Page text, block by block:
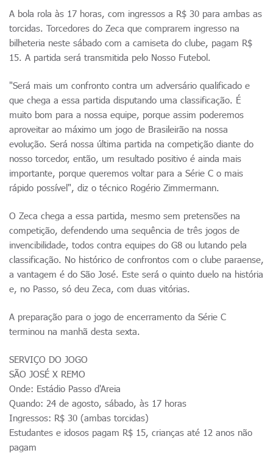
A bola rola às 17 horas, com ingressos a R$ 30 para ambas as
torcidas. Torcedores do Zeca que comprarem ingresso na
bilheteria neste sábado com a camiseta do clube, pagam R$
15. A partida será transmitida pelo Nosso Futebol.
"Será mais um confronto contra um adversário qualificado e
que chega a essa partida disputando uma classificação. É
muito bom para a nossa equipe, porque assim poderemos
aproveitar ao máximo um jogo de Brasileirão na nossa
evolução. Será nossa última partida na competição diante do
nosso torcedor, então, um resultado positivo é ainda mais
importante, porque queremos voltar para a Série C o mais
rápido possível", diz o técnico Rogério Zimmermann.
O Zeca chega a essa partida, mesmo sem pretensões na
competição, defendendo uma sequência de três jogos de
invencibilidade, todos contra equipes do G8 ou lutando pela
classificação. No histórico de confrontos com o clube paraense,
a vantagem é do São José. Este será o quinto duelo na história
e, no Passo, só deu Zeca, com duas vitórias.
A preparação para o jogo de encerramento da Série C
terminou na manhã desta sexta.
SERVIÇO DO JOGO
SÃO JOSÉ X REMO
Onde: Estádio Passo d'Areia
Quando: 24 de agosto, sábado, às 17 horas
Ingressos: R$ 30 (ambas torcidas)
Estudantes e idosos pagam R$ 15, crianças até 12 anos não
pagam